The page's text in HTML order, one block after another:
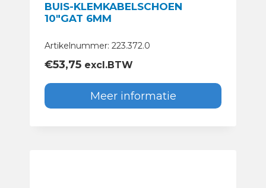
BUIS-KLEMKABELSCHOEN
10″GAT 6MM
Artikelnummer: 223.372.0
€53,75 excl.BTW
Meer informatie